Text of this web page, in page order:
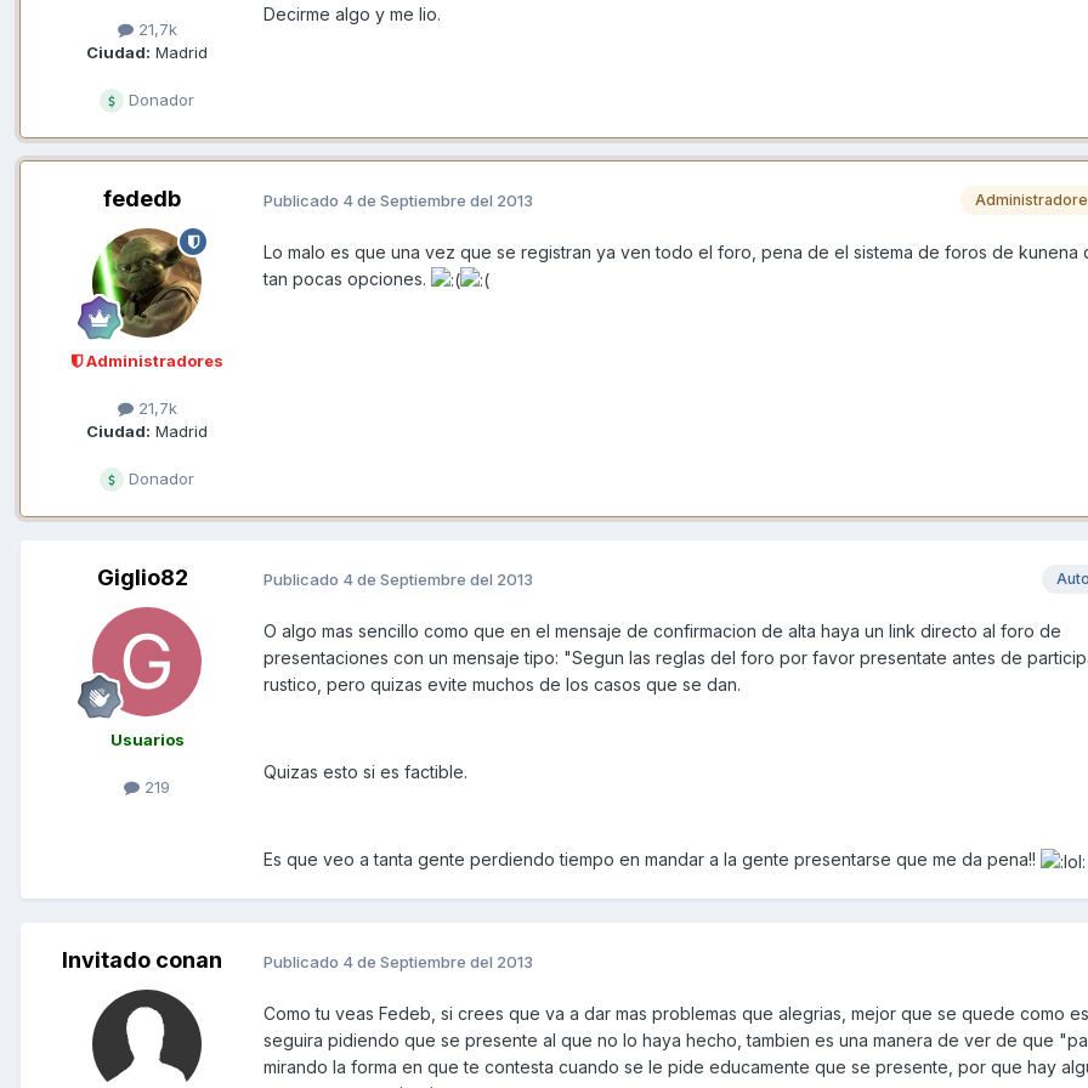
21,7k
Ciudad: Madrid
Donador
Decirme algo y me lio.
fededb
Administradores
21,7k
Ciudad: Madrid
Donador
Publicado 4 de Septiembre del 2013
Lo malo es que una vez que se registran ya ven todo el foro, pena de el sistema de foros de kunena
tan pocas opciones.
Giglio82
Usuarios
219
Publicado 4 de Septiembre del 2013
O algo mas sencillo como que en el mensaje de confirmacion de alta haya un link directo al foro de
presentaciones con un mensaje tipo: "Segun las reglas del foro por favor presentate antes de
rustico, pero quizas evite muchos de los casos que se dan.
Quizas esto si es factible.
Es que veo a tanta gente perdiendo tiempo en mandar a la gente presentarse que me da pena!!
Invitado conan Publicado 4 de Septiembre del 2013
Como tu veas Fedeb, si crees que va a dar mas problemas que alegrias, mejor que se quede como
seguira pidiendo que se presente al que no lo haya hecho, tambien es una manera de ver de que
mirando la forma en que te contesta cuando se le pide educamente que se presente, por que hay